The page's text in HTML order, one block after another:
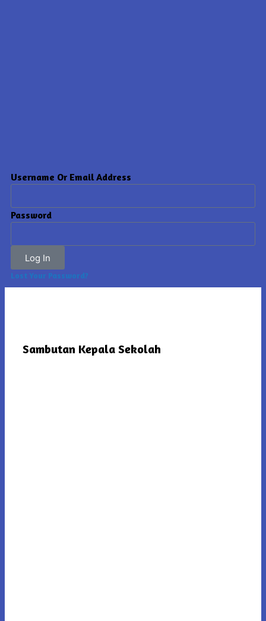
Username Or Email Address
Password
Log In
Lost Your Password?
Sambutan Kepala Sekolah